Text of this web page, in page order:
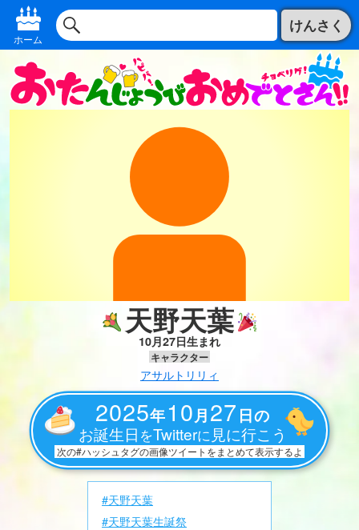
ホーム
けんさく
天野天葉
10月27日生まれ
キャラクター
アサルトリリィ
2025年10月27 日の
お誕生日 をTwitterに 見に行こう
次の#ハッシュタグの画像ツイートをまとめて表示するよ
#天野天葉
#天野天葉生誕祭